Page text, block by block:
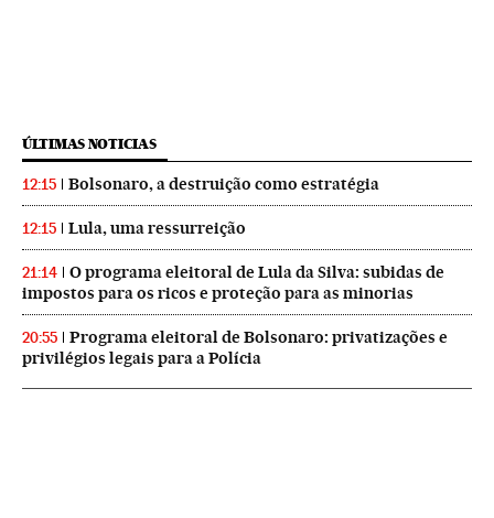
ÚLTIMAS NOTICIAS
12:15 Bolsonaro, a destruição como estratégia
12:15 Lula, uma ressurreição
21:14
O programa eleitoral de Lula da Silva: subidas de
impostos para os ricos e proteção para as minorias
20:55
Programa eleitoral de Bolsonaro: privatizações e
privilégios legais para a Polícia